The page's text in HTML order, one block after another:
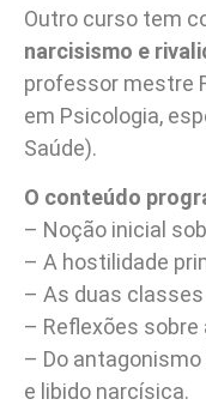
Outro curso tem
narcisismo e
professor mestre
em Psicologia,
Saúde).
O conteúdo
– Noção inicial
– A hostilidade
– As duas
– Reflexões sobre
– Do
e libido narcísica.